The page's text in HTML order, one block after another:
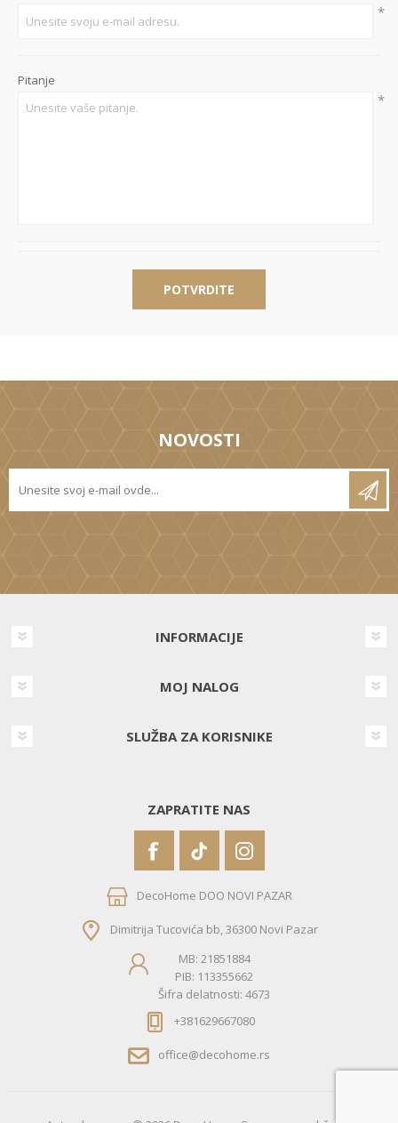
*
Pitanje
*
POTVRDITE
NOVOSTI
INFORMACIJE
MOJ NALOG
SLUŽBA ZA KORISNIKE
ZAPRATITE NAS
DecoHome DOO NOVI PAZAR
Dimitrija Tucovića bb, 36300 Novi Pazar
MB: 21851884
PIB: 113355662
Šifra delatnosti: 4673
+381629667080
office@decohome.rs